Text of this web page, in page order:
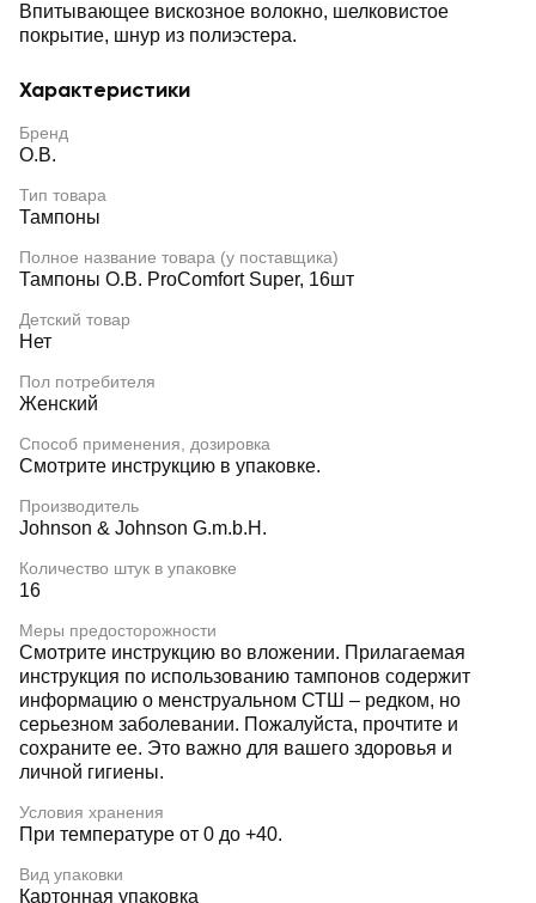
Впитывающее вискозное волокно, шелковистое
покрытие, шнур из полиэстера.
Характеристики
Бренд
O.B.
Тип товара
Тампоны
Полное название товара (у поставщика)
Тампоны O.B. ProComfort Super, 16шт
Детский товар
Нет
Пол потребителя
Женский
Способ применения, дозировка
Смотрите инструкцию в упаковке.
Производитель
Johnson & Johnson G.m.b.H.
Количество штук в упаковке
16
Меры предосторожности
Смотрите инструкцию во вложении. Прилагаемая
инструкция по использованию тампонов содержит
информацию о менструальном СТШ – редком, но
серьезном заболевании. Пожалуйста, прочтите и
сохраните ее. Это важно для вашего здоровья и
личной гигиены.
Условия хранения
При температуре от 0 до +40.
Вид упаковки
Картонная упаковка